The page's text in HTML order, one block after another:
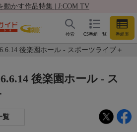
動かす作品特集 | J:COM TV
CS番組一覧 番組表
検索
後楽園ホール - スポーツライブ＋
後楽園ホール - ス
覧